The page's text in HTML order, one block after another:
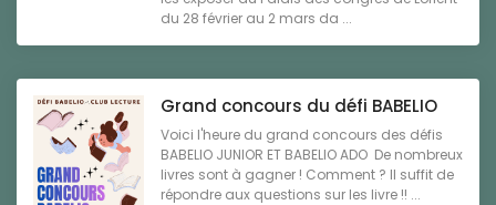
du 28 février au 2 mars da ...
Grand concours du défi BABELIO
Voici l'heure du grand concours des défis
BABELIO JUNIOR ET BABELIO ADO De nombreux
livres sont à gagner ! Comment ? Il suffit de
répondre aux questions sur les livre !! ...